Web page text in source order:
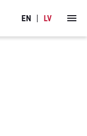
EN LV